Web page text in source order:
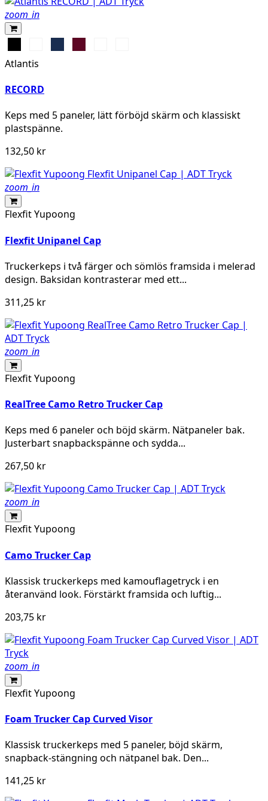
zoom_in
Atlantis
RECORD
Keps med 5 paneler, lätt förböjd skärm och klassiskt
plastspänne.
132,50 kr
zoom_in
Flexfit Yupoong
Flexfit Unipanel Cap
Truckerkeps i två färger och sömlös framsida i melerad
design. Baksidan kontrasterar med ett...
311,25 kr
zoom_in
Flexfit Yupoong
RealTree Camo Retro Trucker Cap
Keps med 6 paneler och böjd skärm. Nätpaneler bak.
Justerbart snapbackspänne och sydda...
267,50 kr
zoom_in
Flexfit Yupoong
Camo Trucker Cap
Klassisk truckerkeps med kamouflagetryck i en
återanvänd look. Förstärkt framsida och luftig...
203,75 kr
zoom_in
Flexfit Yupoong
Foam Trucker Cap Curved Visor
Klassisk truckerkeps med 5 paneler, böjd skärm,
snapback-stängning och nätpanel bak. Den...
141,25 kr